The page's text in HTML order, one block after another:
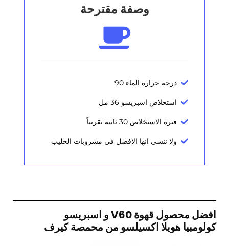
وصفة مقترحة
درجة حرارة الماء 90
استخلاص اسبريسو 36 مل
فترة الاستخلاص 30 ثانية تقريباً
ولا ننسى انها الافضل في مشروبات الحليب
افضل محصول قهوة V60 و اسبريسو
كولومبيا هويلا اكسيلسو من محمصة كيرف